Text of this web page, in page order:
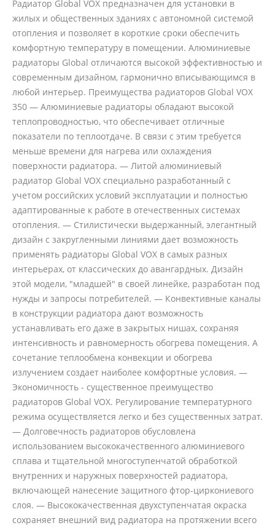
Радиатор Global VOX предназначен для установки в
жилых и общественных зданиях с автономной системой
отопления и позволяет в короткие сроки обеспечить
комфортную температуру в помещении. Алюминиевые
радиаторы Global отличаются высокой эффективностью и
современным дизайном, гармонично вписывающимся в
любой интерьер. Преимущества радиаторов Global VOX
350 — Алюминиевые радиаторы обладают высокой
теплопроводностью, что обеспечивает отличные
показатели по теплоотдаче. В связи с этим требуется
меньше времени для нагрева или охлаждения
поверхности радиатора. — Литой алюминиевый
радиатор Global VOX специально разработанный с
учетом российских условий эксплуатации и полностью
адаптированные к работе в отечественных системах
отопления. — Стилистически выдержанный, элегантный
дизайн с закругленными линиями дает возможность
применять радиаторы Global VOX в самых разных
интерьерах, от классических до авангардных. Дизайн
этой модели, "младшей" в своей линейке, разработан под
нужды и запросы потребителей. — Конвективные каналы
в конструкции радиатора дают возможность
устанавливать его даже в закрытых нишах, сохраняя
интенсивность и равномерность обогрева помещения. А
сочетание теплообмена конвекции и обогрева
излучением создает наиболее комфортные условия. —
Экономичность - существенное преимущество
радиаторов Global VOX. Регулирование температурного
режима осуществляется легко и без существенных затрат.
— Долговечность радиаторов обусловлена
использованием высококачественного алюминиевого
сплава и тщательной многоступенчатой обработкой
внутренних и наружных поверхностей радиатора,
включающей нанесение защитного фтор-циркониевого
слоя. — Высококачественная двухступенчатая окраска
сохраняет внешний вид радиатора на протяжении всего